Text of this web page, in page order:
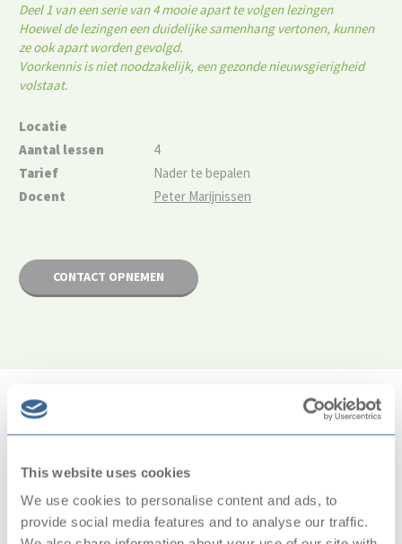
This website uses cookies
We use cookies to personalise content and ads, to
provide social media features and to analyse our traffic.
Deel 1 van een serie van 4 mooie apart te volgen lezingen
Hoewel de lezingen een duidelijke samenhang vertonen, kunnen
ze ook apart worden gevolgd.
Voorkennis is niet noodzakelijk, een gezonde nieuwsgierigheid
volstaat.
Locatie
Aantal lessen
4
Tarief
Nader te bepalen
Docent
Peter Marijnissen
CONTACT OPNEMEN